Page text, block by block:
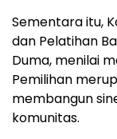
Sementara itu,
dan Pelatihan
Duma, menilai
Pemilihan
membangun
komunitas.